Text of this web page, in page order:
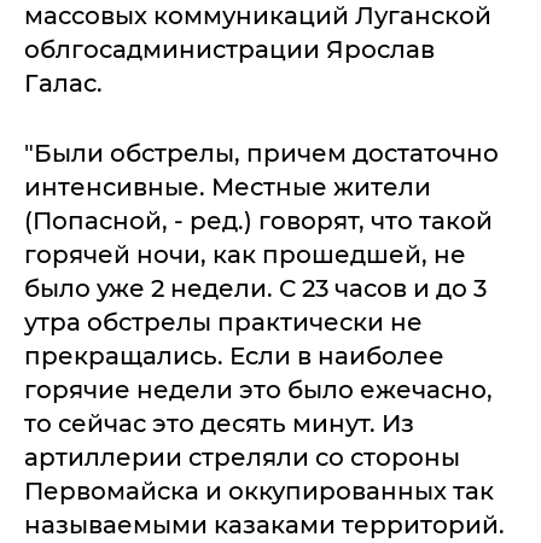
массовых коммуникаций Луганской
облгосадминистрации Ярослав
Галас.
"Были обстрелы, причем достаточно
интенсивные. Местные жители
(Попасной, - ред.) говорят, что такой
горячей ночи, как прошедшей, не
было уже 2 недели. С 23 часов и до 3
утра обстрелы практически не
прекращались. Если в наиболее
горячие недели это было ежечасно,
то сейчас это десять минут. Из
артиллерии стреляли со стороны
Первомайска и оккупированных так
называемыми казаками территорий.